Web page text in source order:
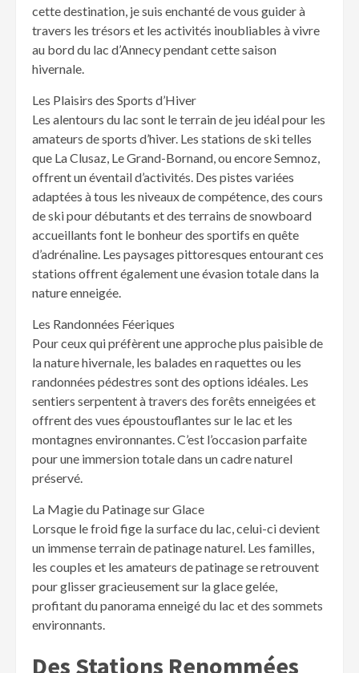
cette destination, je suis enchanté de vous guider à
travers les trésors et les activités inoubliables à vivre
au bord du lac d’Annecy pendant cette saison
hivernale.
Les Plaisirs des Sports d’Hiver
Les alentours du lac sont le terrain de jeu idéal pour les
amateurs de sports d’hiver. Les stations de ski telles
que La Clusaz, Le Grand-Bornand, ou encore Semnoz,
offrent un éventail d’activités. Des pistes variées
adaptées à tous les niveaux de compétence, des cours
de ski pour débutants et des terrains de snowboard
accueillants font le bonheur des sportifs en quête
d’adrénaline. Les paysages pittoresques entourant ces
stations offrent également une évasion totale dans la
nature enneigée.
Les Randonnées Féeriques
Pour ceux qui préfèrent une approche plus paisible de
la nature hivernale, les balades en raquettes ou les
randonnées pédestres sont des options idéales. Les
sentiers serpentent à travers des forêts enneigées et
offrent des vues époustouflantes sur le lac et les
montagnes environnantes. C’est l’occasion parfaite
pour une immersion totale dans un cadre naturel
préservé.
La Magie du Patinage sur Glace
Lorsque le froid fige la surface du lac, celui-ci devient
un immense terrain de patinage naturel. Les familles,
les couples et les amateurs de patinage se retrouvent
pour glisser gracieusement sur la glace gelée,
profitant du panorama enneigé du lac et des sommets
environnants.
Des Stations Renommées